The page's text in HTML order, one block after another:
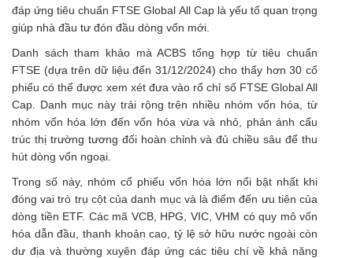
đáp ứng tiêu chuẩn FTSE Global All Cap là yếu tố quan trọng
giúp nhà đầu tư đón đầu dòng vốn mới.
Danh sách tham khảo mà ACBS tổng hợp từ tiêu chuẩn
FTSE (dựa trên dữ liệu đến 31/12/2024) cho thấy hơn 30 cổ
phiếu có thể được xem xét đưa vào rổ chỉ số FTSE Global All
Cap. Danh mục này trải rộng trên nhiều nhóm vốn hóa, từ
nhóm vốn hóa lớn đến vốn hóa vừa và nhỏ, phản ánh cấu
trúc thị trường tương đối hoàn chỉnh và đủ chiều sâu để thu
hút dòng vốn ngoại.
Trong số này, nhóm cổ phiếu vốn hóa lớn nổi bật nhất khi
đóng vai trò trụ cột của danh mục và là điểm đến ưu tiên của
dòng tiền ETF. Các mã VCB, HPG, VIC, VHM có quy mô vốn
hóa dẫn đầu, thanh khoản cao, tỷ lệ sở hữu nước ngoài còn
dư địa và thường xuyên đáp ứng các tiêu chí về khả năng